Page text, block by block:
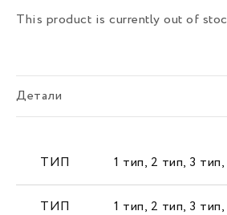
This product is currently out of
Детали
ТИП 1 тип, 2 тип, 3 тип,
ТИП
1 тип, 2 тип, 3 тип,